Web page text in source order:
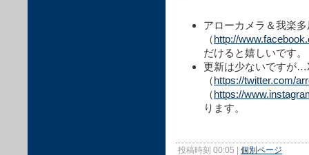
アローカメラ＆我楽
（http://
だけると嬉しいです。
更新は少ないですが
（https://twitter.com/
（https://
ります。
投稿時刻 00:05 | 個別ページ